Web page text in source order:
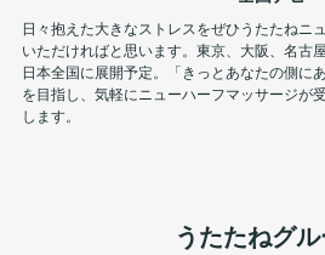
日々抱えた大きなストレスをぜひうたたねニ
いただければと思います。東京、大阪、名古
日本全国に展開予定。「きっとあなたの側に
を目指し、気軽にニューハーフマッサージが
します。
うたたねグ